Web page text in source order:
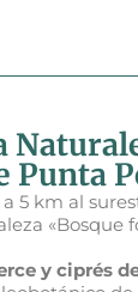
Punta
5 km al
«Bosque
y ciprés